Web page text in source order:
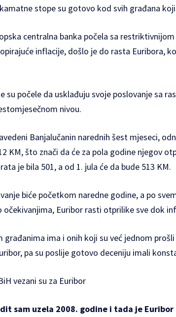
stope su gotovo kod svih građana
centralna banka počela sa
inflacije, došlo je do rasta Euribora,
su počele da usklađuju svoje poslovanje sa
nivou.
Banjalučanin narednih šest mjeseci,
KM, što znači da će za pola godine njegov
je bila 501, a od 1. jula će da bude 513 KM.
biće početkom naredne godine, a po
očekivanjima, Euribor rasti otprilike sve dok
građanima ima i onih koji su već jednom
pa su poslije gotovo deceniju imali
vezani su za Euribor
sam uzela 2008. godine i tada je